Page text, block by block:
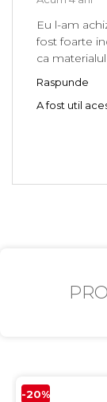
Eu l-am
fost foarte
ca
Raspunde
A fost util
-20%